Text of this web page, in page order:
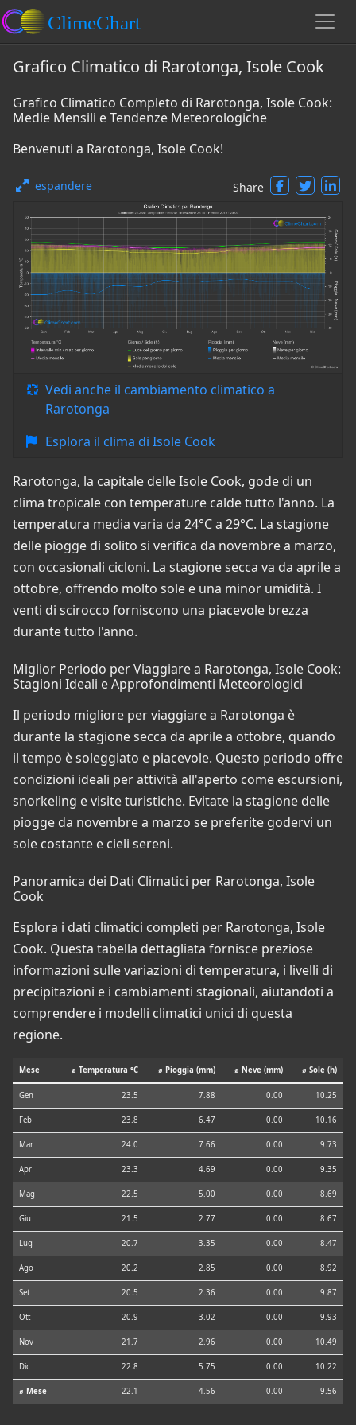
Grafico Climatico di Rarotonga, Isole Cook
Grafico Climatico Completo di Rarotonga, Isole Cook:
Medie Mensili e Tendenze Meteorologiche
Benvenuti a Rarotonga, Isole Cook!
espandere Share
Vedi anche il cambiamento climatico a
Rarotonga
Esplora il clima di Isole Cook
Rarotonga, la capitale delle Isole Cook, gode di un
clima tropicale con temperature calde tutto l'anno. La
temperatura media varia da 24°C a 29°C. La stagione
delle piogge di solito si verifica da novembre a marzo,
con occasionali cicloni. La stagione secca va da aprile a
ottobre, offrendo molto sole e una minor umidità. I
venti di scirocco forniscono una piacevole brezza
durante tutto l'anno.
Miglior Periodo per Viaggiare a Rarotonga, Isole Cook:
Stagioni Ideali e Approfondimenti Meteorologici
Il periodo migliore per viaggiare a Rarotonga è
durante la stagione secca da aprile a ottobre, quando
il tempo è soleggiato e piacevole. Questo periodo offre
condizioni ideali per attività all'aperto come escursioni,
snorkeling e visite turistiche. Evitate la stagione delle
piogge da novembre a marzo se preferite godervi un
sole costante e cieli sereni.
Panoramica dei Dati Climatici per Rarotonga, Isole
Cook
Esplora i dati climatici completi per Rarotonga, Isole
Cook. Questa tabella dettagliata fornisce preziose
informazioni sulle variazioni di temperatura, i livelli di
precipitazioni e i cambiamenti stagionali, aiutandoti a
comprendere i modelli climatici unici di questa
regione.
Mese ⌀ Temperatura °C ⌀ Pioggia (mm) ⌀ Neve (mm) ⌀ Sole (h)
Gen 23.5 7.88 0.00 10.25
Feb 23.8 6.47 0.00 10.16
Mar 24.0 7.66 0.00 9.73
Apr 23.3 4.69 0.00 9.35
Mag 22.5 5.00 0.00 8.69
Giu 21.5 2.77 0.00 8.67
Lug 20.7 3.35 0.00 8.47
Ago 20.2 2.85 0.00 8.92
Set 20.5 2.36 0.00 9.87
Ott 20.9 3.02 0.00 9.93
Nov 21.7 2.96 0.00 10.49
Dic 22.8 5.75 0.00 10.22
⌀ Mese 22.1 4.56 0.00 9.56